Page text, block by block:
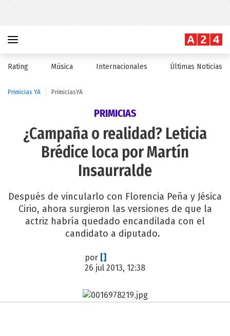
Rating Música Internacionales Últimas Noticias
Primicias YA PrimiciasYA
PRIMICIAS
¿Campaña o realidad? Leticia
Brédice loca por Martín
Insaurralde
Después de vincularlo con Florencia Peña y Jésica
Cirio, ahora surgieron las versiones de que la
actriz habría quedado encandilada con el
candidato a diputado.
por []
26 jul 2013, 12:38